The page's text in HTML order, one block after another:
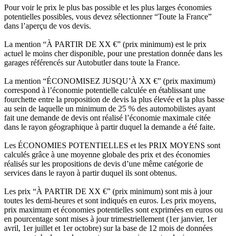
Pour voir le prix le plus bas possible et les plus larges économies
potentielles possibles, vous devez sélectionner “Toute la France”
dans l’aperçu de vos devis.
La mention “À PARTIR DE XX €” (prix minimum) est le prix
actuel le moins cher disponible, pour une prestation donnée dans les
garages référencés sur Autobutler dans toute la France.
La mention “ÉCONOMISEZ JUSQU’À XX €” (prix maximum)
correspond à l’économie potentielle calculée en établissant une
fourchette entre la proposition de devis la plus élevée et la plus basse
au sein de laquelle un minimum de 25 % des automobilistes ayant
fait une demande de devis ont réalisé l’économie maximale citée
dans le rayon géographique à partir duquel la demande a été faite.
Les ÉCONOMIES POTENTIELLES et les PRIX MOYENS sont
calculés grâce à une moyenne globale des prix et des économies
réalisés sur les propositions de devis d’une même catégorie de
services dans le rayon à partir duquel ils sont obtenus.
Les prix “À PARTIR DE XX €” (prix minimum) sont mis à jour
toutes les demi-heures et sont indiqués en euros. Les prix moyens,
prix maximum et économies potentielles sont exprimées en euros ou
en pourcentage sont mises à jour trimestriellement (1er janvier, 1er
avril, 1er juillet et 1er octobre) sur la base de 12 mois de données